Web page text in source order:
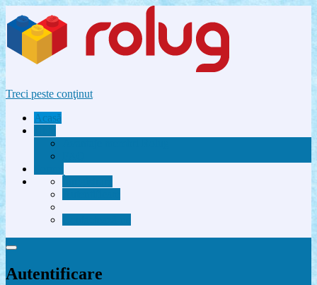
Treci peste conţinut
Acasă
Autentificare